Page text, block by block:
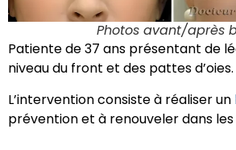
Photos avant/après
Patiente de 37 ans présentant de
niveau du front et des pattes d’oies.
L’intervention consiste à réaliser un
prévention et à renouveler dans les